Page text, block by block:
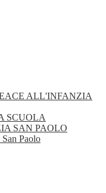
ALL'INFANZIA
SCUOLA
SAN PAOLO
Paolo